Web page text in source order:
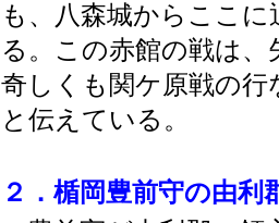
も、八森城からここ
る。この赤館の戦は
奇しくも関ケ原戦の
と伝えている。
２．楯岡豊前守の由利